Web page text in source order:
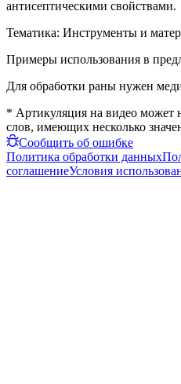
антисептическими свойствами.
Тематика: Инструменты и
Примеры использования в
Для обработки раны нужен
* Артикуляция на видео может
слов, имеющих несколько
Сообщить об ошибке
Политика обработки данных
соглашениеУсловия